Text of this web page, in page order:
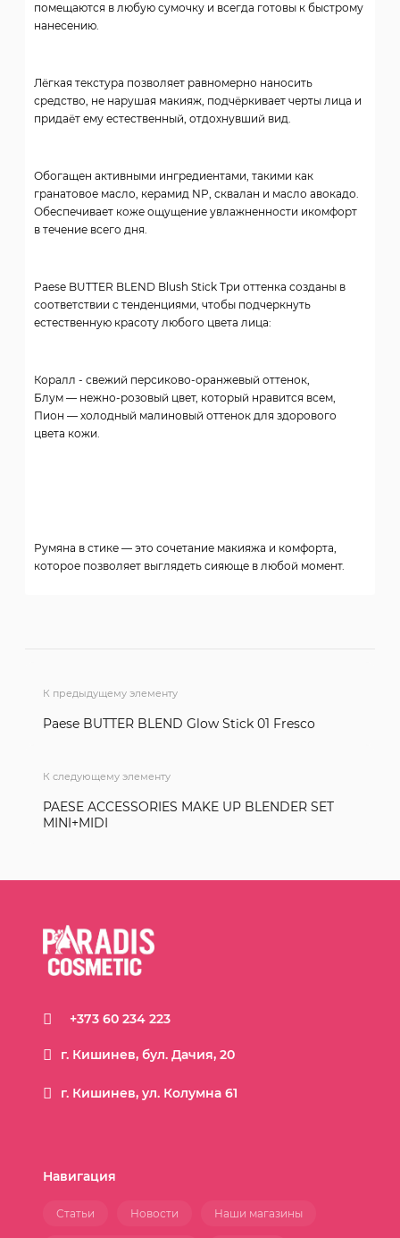
помещаются в любую сумочку и всегда готовы к быстрому
нанесению.
Лёгкая текстура позволяет равномерно наносить
средство, не нарушая макияж, подчёркивает черты лица и
придаёт ему естественный, отдохнувший вид.
Обогащен активными ингредиентами, такими как
гранатовое масло, керамид NP, сквалан и масло авокадо.
Обеспечивает коже ощущение увлажненности икомфорт
в течение всего дня.
Paese BUTTER BLEND Blush Stick Три оттенка созданы в
соответствии с тенденциями, чтобы подчеркнуть
естественную красоту любого цвета лица:
Коралл - свежий персиково-оранжевый оттенок,
Блум — нежно-розовый цвет, который нравится всем,
Пион — холодный малиновый оттенок для здорового
цвета кожи.
Румяна в стике — это сочетание макияжа и комфорта,
которое позволяет выглядеть сияюще в любой момент.
К предыдущему элементу
Paese BUTTER BLEND Glow Stick 01 Fresco
К следующему элементу
PAESE ACCESSORIES MAKE UP BLENDER SET
MINI+MIDI
г. Кишинев, ул. Колумна 61
+373 60 234 223
г. Кишинев, бул. Дачия, 20
Статьи Новости Наши магазины
Навигация